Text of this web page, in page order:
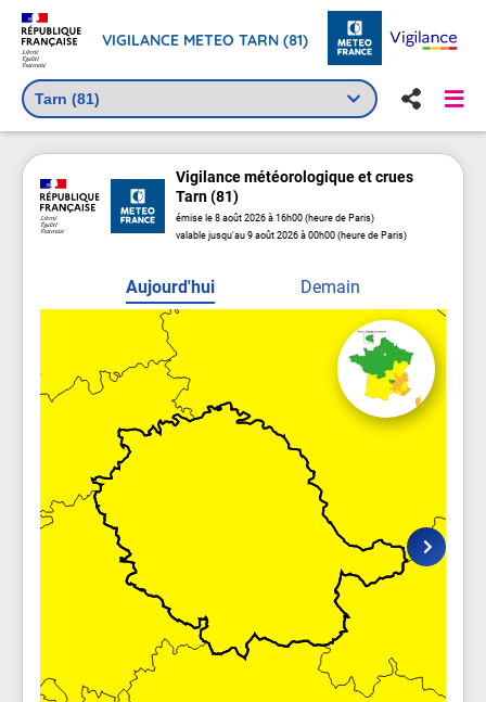
VIGILANCE METEO TARN (81)
Vigilancemétéorologique et crues
Tarn (81)
émise le 8 août 2026 à 16h00 (heure de Paris)
valable jusqu'au 9 août 2026 à 00h00 (heure de Paris)
Aujourd'hui Demain